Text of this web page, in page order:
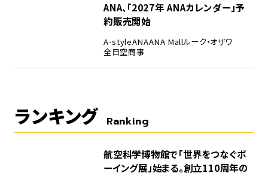
ANA、「2027年 ANAカレンダー」予
約販売開始
A-styleANAANA Mallルーク・オザワ
全日空商事
ランキング Ranking
航空科学博物館で「世界をつなぐボ
ーイング展」始まる。創立110周年の